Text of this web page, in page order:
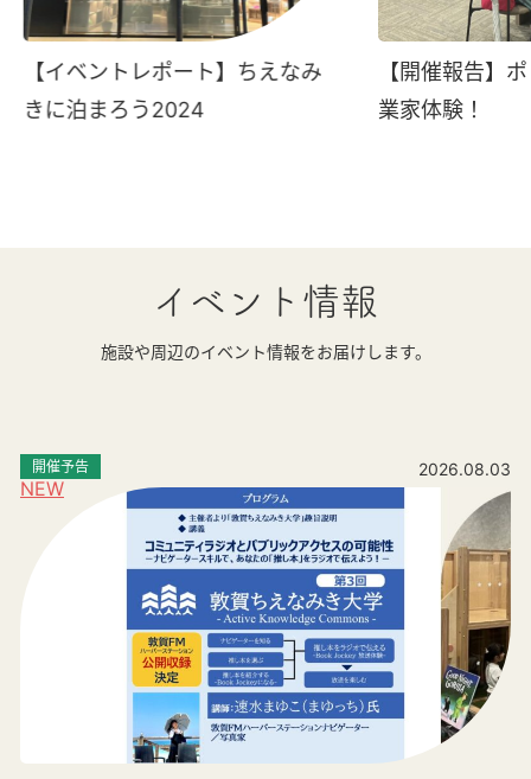
【イベントレポート】ちえなみ
きに泊まろう2024
【開催報告】
業家体験！
イベント情報
施設や周辺のイベント情報をお届けします。
NEW
開催予告 2026.08.03